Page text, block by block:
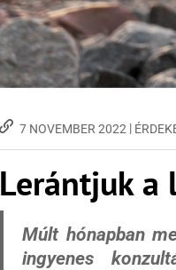
7 NOVEMBER 2022 |
Lerántjuk a
Múlt hónapban
ingyenes